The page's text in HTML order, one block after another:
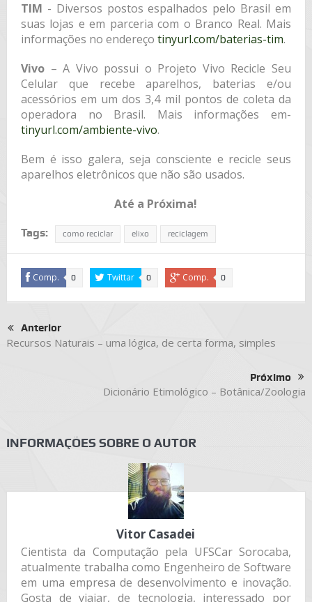
TIM ­- Diversos postos espalhados pelo Brasil em
suas lojas e em parceria com o Branco Real. Mais
informações no endereço tinyurl.com/baterias-tim.
Vivo­ – A Vivo possui o Projeto Vivo Recicle Seu
Celular que recebe aparelhos, baterias e/ou
acessórios em um dos 3,4 mil pontos de coleta da
operadora no Brasil. Mais informações em­
tinyurl.com/ambiente-vivo.
Bem é isso galera, seja consciente e recicle seus
aparelhos eletrônicos que não são usados.
Até a Próxima!
Tags: como reciclar elixo reciclagem
Comp. 0 Twittar 0 Comp. 0
Anterior
Recursos Naturais – uma lógica, de certa forma, simples
Próximo
Dicionário Etimológico – Botânica/Zoologia
INFORMAÇÕES SOBRE O AUTOR
Vitor Casadei
Cientista da Computação pela UFSCar Sorocaba,
atualmente trabalha como Engenheiro de Software
em uma empresa de desenvolvimento e inovação.
Gosta de viajar, de tecnologia, interessado por